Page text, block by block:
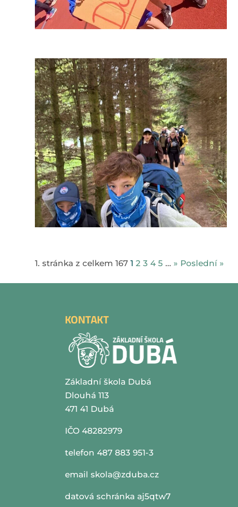
1. stránka z celkem 167 1 2 3 4 5 ... » Poslední »
KONTAKT
Základní škola Dubá
Dlouhá 113
471 41 Dubá
IČO 48282979
telefon 487 883 951-3
emailskola@zduba.cz
datová schránka aj5qtw7